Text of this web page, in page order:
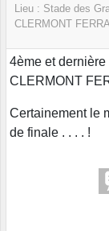
Lieu : Stade des
CLERMONT
4ème et
CLERMONT
Certainement le
de finale . . . . !